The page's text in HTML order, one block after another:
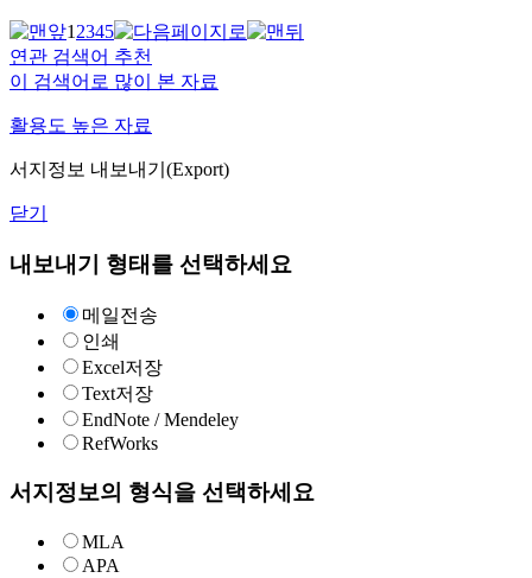
12345
연관 검색어 추천
이 검색어로 많이 본 자료
활용도 높은 자료
서지정보 내보내기(Export)
닫기
내보내기 형태를 선택하세요
메일전송
인쇄
Excel저장
Text저장
EndNote / Mendeley
RefWorks
서지정보의 형식을 선택하세요
MLA
APA